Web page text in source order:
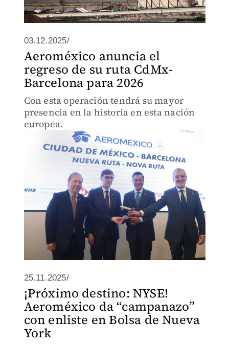
03.12.2025/
Aeroméxico anuncia el
regreso de su ruta CdMx-
Barcelona para 2026
Con esta operación tendrá su mayor
presencia en la historia en esta nación
europea.
25.11.2025/
¡Próximo destino: NYSE!
Aeroméxico da “campanazo”
con enliste en Bolsa de Nueva
York